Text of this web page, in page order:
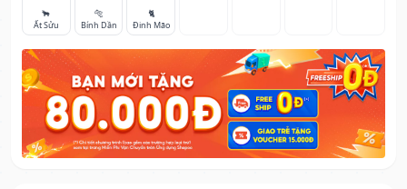
🐂
Ất Sửu
🐅
Bính Dần
🐈
Đinh Mão